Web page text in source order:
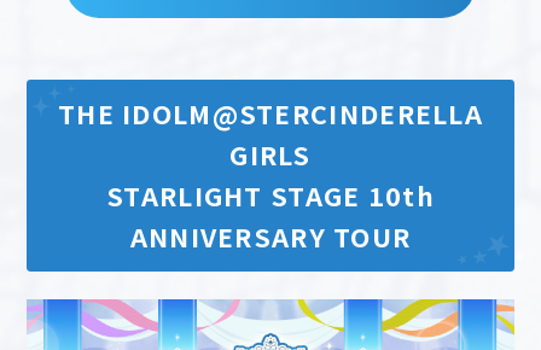
THE IDOLM@STERCINDERELLA
GIRLS
STARLIGHT STAGE 10th
ANNIVERSARY TOUR